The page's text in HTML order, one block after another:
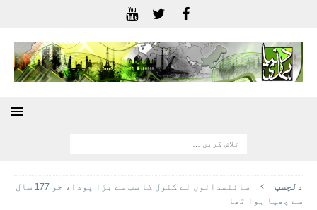
دلچسپ
سائنسدانوں نے کنول کا سب سے بڑا پودا، جو 177 سال
سے چھپا ہوا تھا